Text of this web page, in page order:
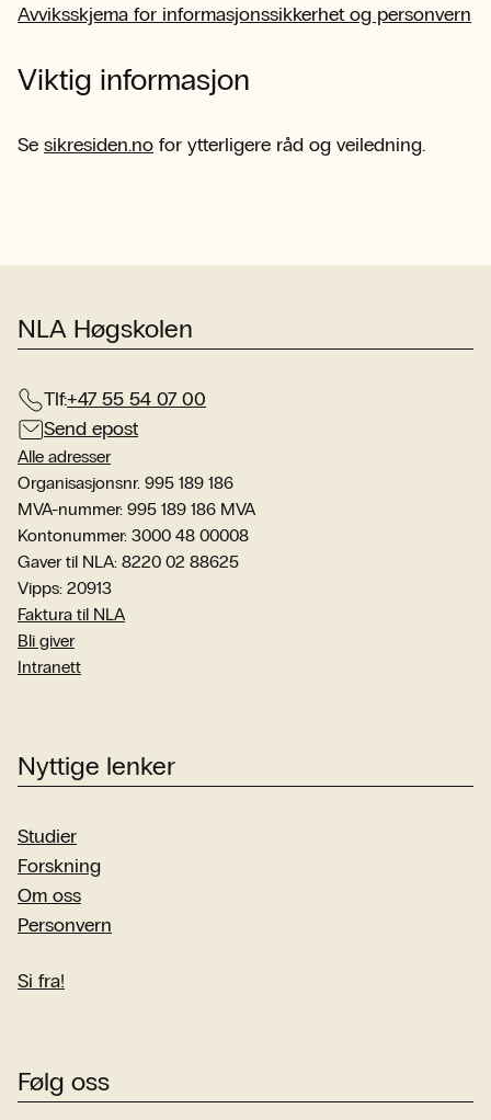
Avviksskjema for informasjonssikkerhet og personvern
Viktig informasjon
Se sikresiden.no for ytterligere råd og veiledning.
NLA Høgskolen
Tlf:+47 55 54 07 00
Send epost
Alle adresser
Organisasjonsnr. 995 189 186
MVA-nummer: 995 189 186 MVA
Kontonummer: 3000 48 00008
Gaver til NLA: 8220 02 88625
Vipps: 20913
Faktura til NLA
Bli giver
Intranett
Nyttige lenker
Studier
Forskning
Om oss
Personvern
Si fra!
Følg oss